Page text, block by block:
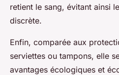
retient le sang, évitant ainsi
discrète.
Enfin, comparée aux
serviettes ou tampons, elle
avantages écologiques et